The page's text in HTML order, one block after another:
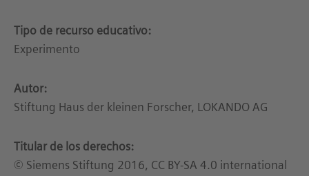
Tipo de recurso educativo:
Experimento
Autor:
Stiftung Haus der kleinen Forscher, LOKANDO AG
Titular de los derechos:
© Siemens Stiftung 2016, CC BY-SA 4.0 international